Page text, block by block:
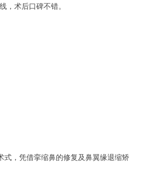
术后口碑不错。
，凭借挛缩鼻的修复及鼻翼缘退缩矫